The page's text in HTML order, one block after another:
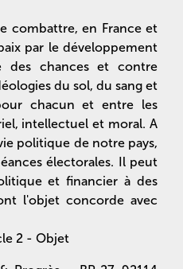
combattre, en France et
par le développement
des chances et contre
du sol, du sang et
chacun et entre les
intellectuel et moral. A
politique de notre pays,
électorales. Il peut
et financier à des
l'objet concorde avec
2 - Objet